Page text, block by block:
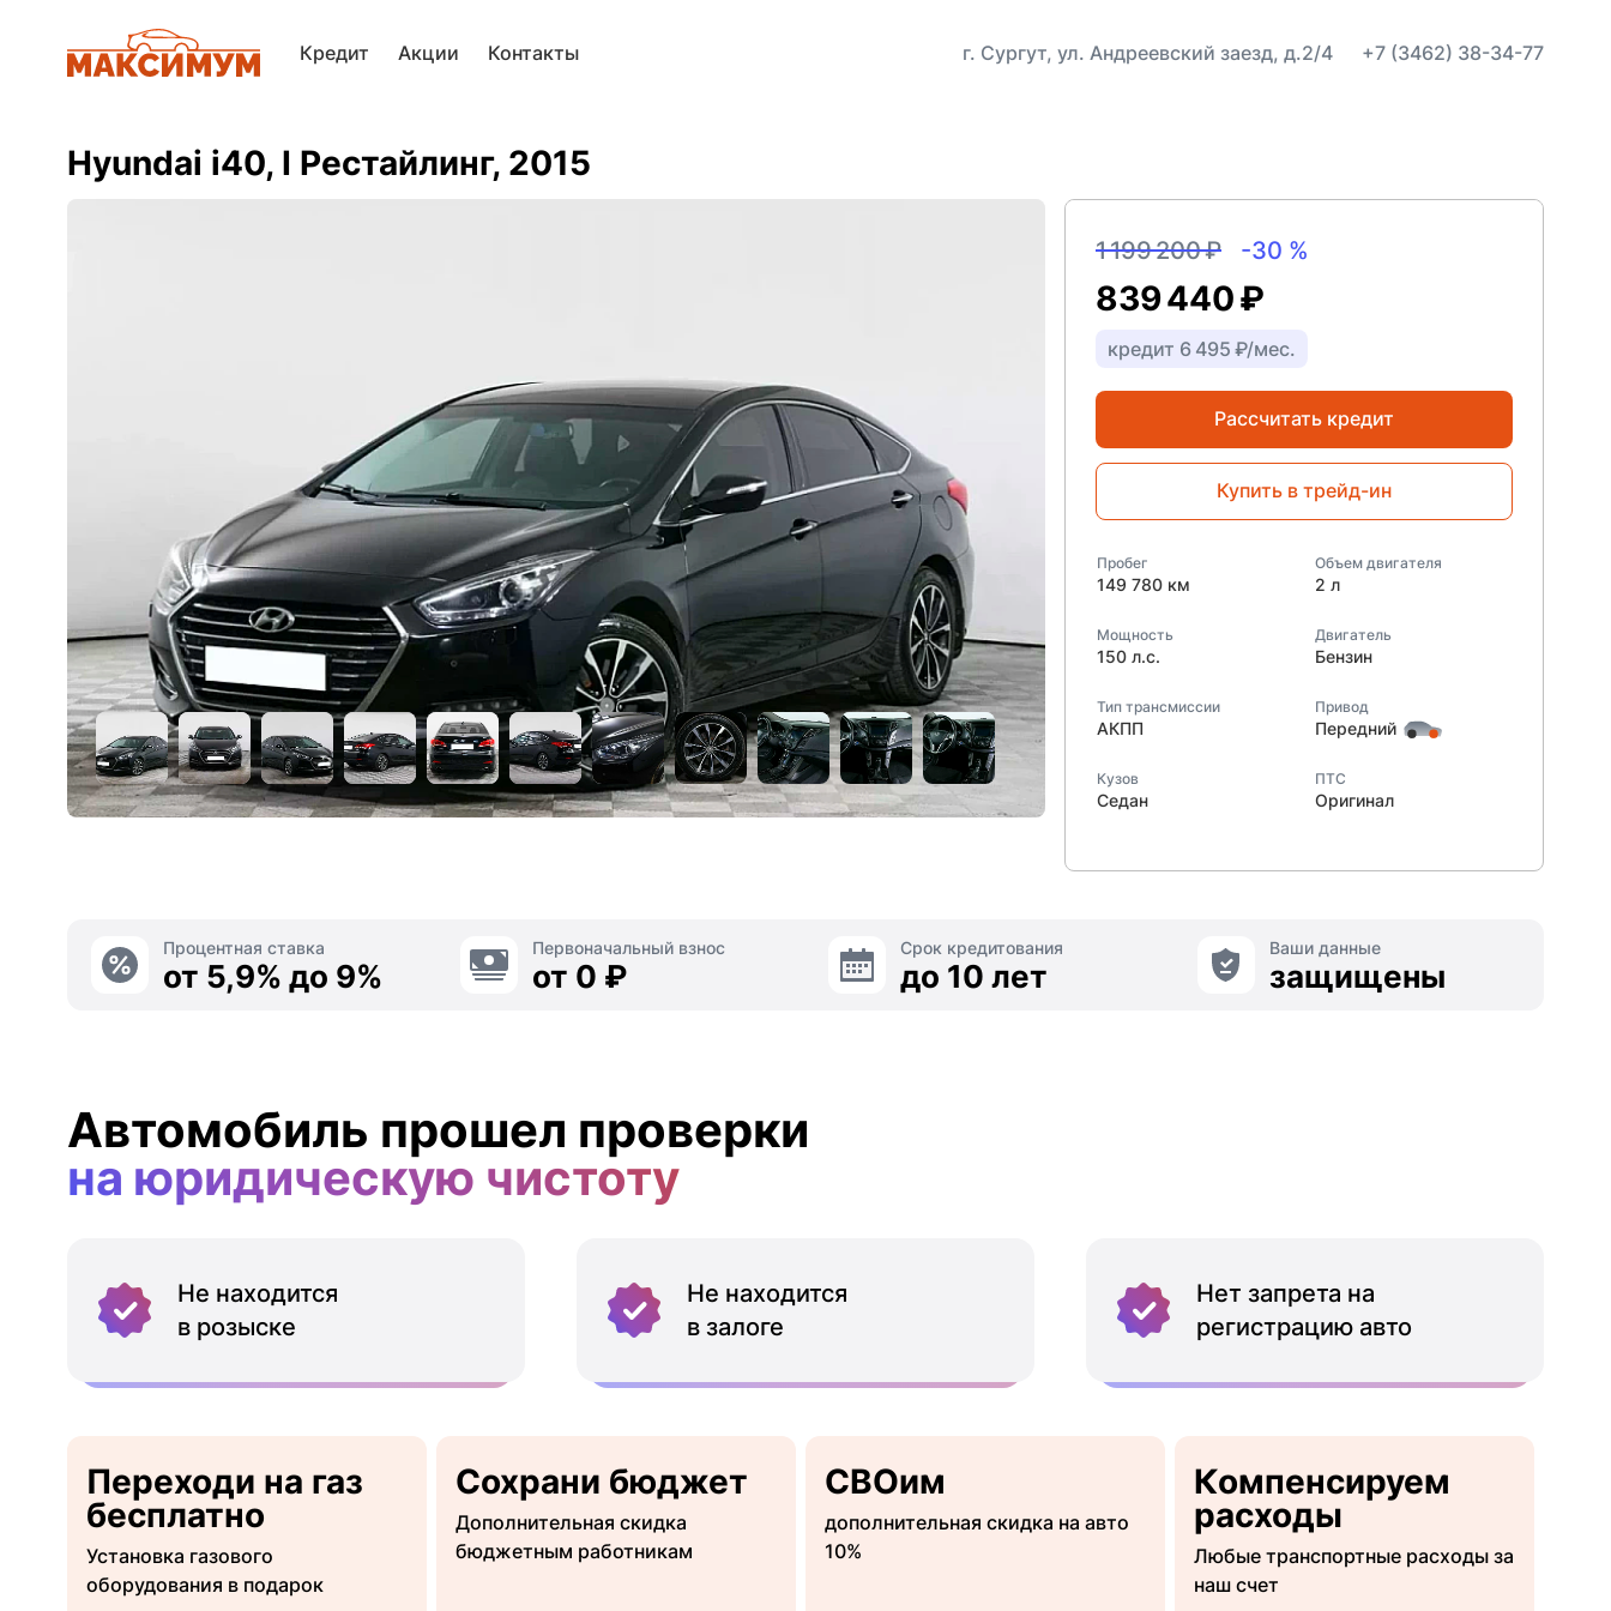
Кредит Акции Контакты г. Сургут, ул. Андреевский заезд, д.2/4 +7 (3462) 38-34-77
Hyundai i40, I Рестайлинг, 2015
1 199 200 ₽ -30 %
839 440 ₽
кредит 6 495 ₽/мес.
Рассчитать кредит
Купить в трейд-ин
Пробег
149 780 км
Объем двигателя
2 л
Мощность
150 л.с.
Двигатель
Бензин
Тип трансмиссии
АКПП
Привод
Передний
Кузов
Седан
ПТС
Оригинал
Процентная ставка
от 5,9% до 9%
Первоначальный взнос
от 0 ₽
Срок кредитования
до 10 лет
Ваши данные
защищены
Автомобиль прошел проверки
на юридическую чистоту
Не находится
в розыске
Не находится
в залоге
Нет запрета на
регистрацию авто
Переходи на газ
бесплатно
Установка газового
оборудования в подарок
Сохрани бюджет
Дополнительная скидка
бюджетным работникам
СВОим
дополнительная скидка на авто
10%
Компенсируем
расходы
Любые транспортные расходы за
наш счет